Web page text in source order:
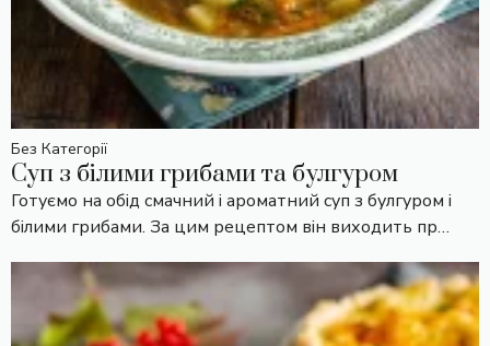
Без Категорії
Суп з білими грибами та булгуром
Готуємо на обід смачний і ароматний суп з булгуром і
білими грибами. За цим рецептом він виходить пр…